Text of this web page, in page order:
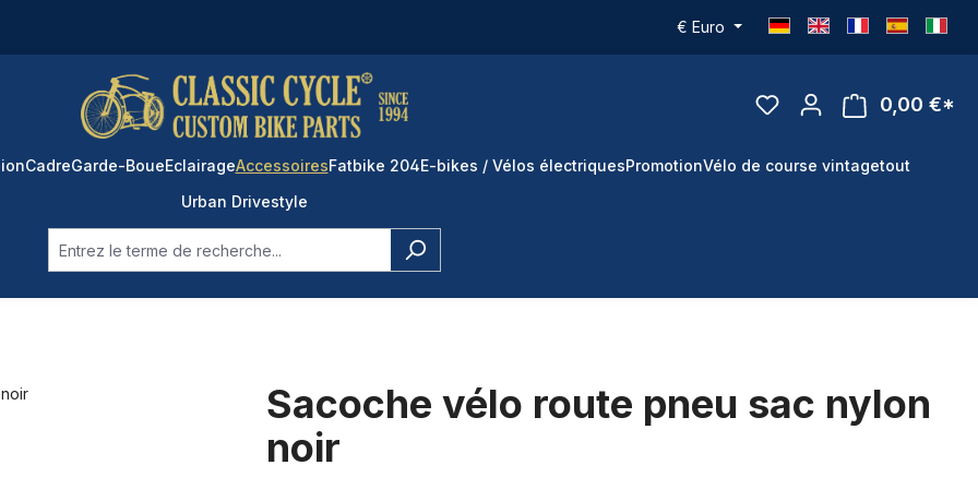
€ Euro
0,00 €*
CadreGarde-BoueEclairageAccessoiresFatbike 204E-bikes / Vélos électriquesPromotionVélo de course vintagetout
Urban Drivestyle
Sacoche vélo route pneu sac nylon
noir